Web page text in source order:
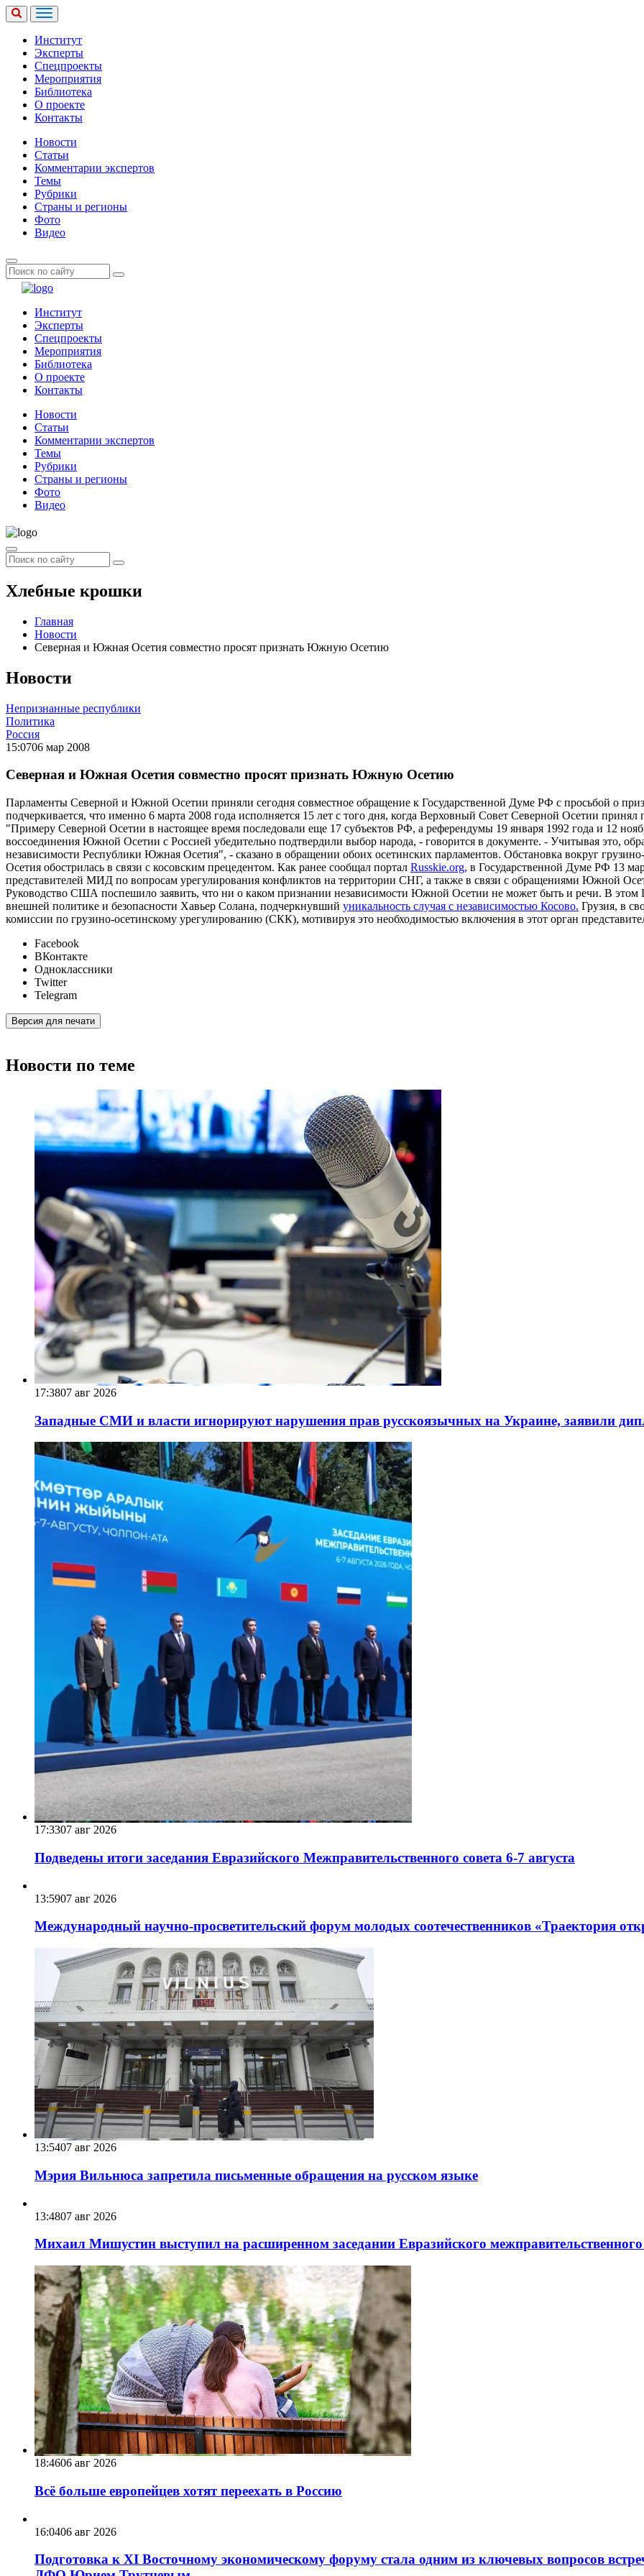
Институт
Эксперты
Спецпроекты
Мероприятия
Библиотека
О проекте
Контакты
Новости
Статьи
Комментарии экспертов
Темы
Рубрики
Страны и регионы
Фото
Видео
Институт
Эксперты
Спецпроекты
Мероприятия
Библиотека
О проекте
Контакты
Новости
Статьи
Комментарии экспертов
Темы
Рубрики
Страны и регионы
Фото
Видео
Хлебные крошки
Главная
Новости
Северная и Южная Осетия совместно просят признать Южную Осетию
Новости
Непризнанные республики
Политика
Россия
15:0706 мар 2008
Северная и Южная Осетия совместно просят признать Южную Осетию
Парламенты Северной и Южной Осетии приняли сегодня совместное обращение к Государственной Думе РФ с просьбой о
подчеркивается, что именно 6 марта 2008 года исполняется 15 лет с того дня, когда Верховный Совет Северной Осетии
"Примеру Северной Осетии в настоящее время последовали еще 17 субъектов РФ, а референдумы 19 января 1992 года и 12
воссоединения Южной Осетии с Россией убедительно подтвердили выбор народа, - говорится в документе. - Учитывая это,
независимости Республики Южная Осетия", - сказано в обращении обоих осетинских парламентов. Обстановка вокруг
Осетия обострилась в связи с косовским прецедентом. Как ранее сообщал портал Russkie.org, в Государственной Думе РФ 13
представителей МИД по вопросам урегулирования конфликтов на территории СНГ, а также в связи с обращениями Южной
Руководство США поспешило заявить, что ни о каком признании независимости Южной Осетии не может быть и речи. В этом
внешней политике и безопасности Хавьер Солана, подчеркнувший уникальность случая с независимостью Косово. Грузия, в
комиссии по грузино-осетинскому урегулированию (СКК), мотивируя это необходимостью включения в этот орган
Facebook
ВКонтакте
Одноклассники
Twitter
Telegram
Версия для печати
Новости по теме
17:3807 авг 2026
Западные СМИ и власти игнорируют нарушения прав русскоязычных на Украине, заявили
17:3307 авг 2026
Подведены итоги заседания Евразийского Межправительственного совета 6-7 августа
13:5907 авг 2026
Международный научно-просветительский форум молодых соотечественников «Траектория
13:5407 авг 2026
Мэрия Вильнюса запретила письменные обращения на русском языке
13:4807 авг 2026
Михаил Мишустин выступил на расширенном заседании Евразийского
18:4606 авг 2026
Всё больше европейцев хотят переехать в Россию
16:0406 авг 2026
Подготовка к XI Восточному экономическому форуму стала одним из ключевых вопросов